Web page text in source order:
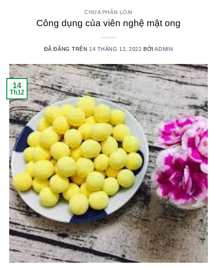
CHƯA PHÂN LOẠI
Công dụng của viên nghệ mật ong
ĐÃ ĐĂNG TRÊN14 THÁNG 12, 2022 BỞIADMIN
14
Th12